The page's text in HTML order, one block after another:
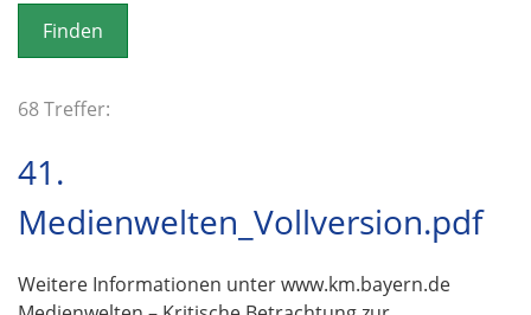
o
n
68 Treffer:
41.
Medienwelten_Vollversion.pdf
Weitere Informationen unter www.km.bayern.de